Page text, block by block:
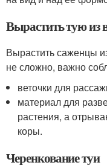
Вырастить тую из
Вырастить саженцы
не сложно, важно
веточки для
материал для
растения, а
коры.
Черенкование туи